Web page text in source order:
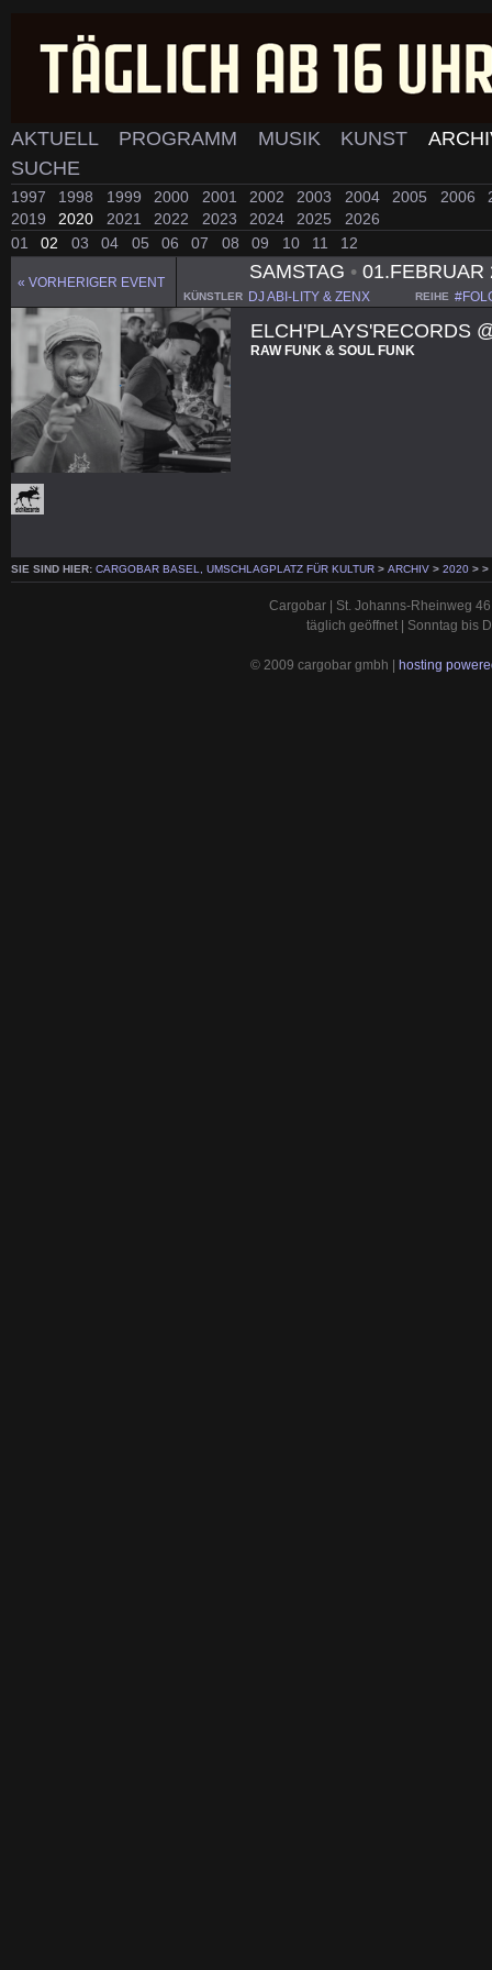
AKTUELL PROGRAMM MUSIK KUNST
SUCHE
1997 1998 1999 2000 2001 2002 2003 2004 2005 2006
2019
2020 2021 2022 2023 2024 2025
2026
01
02 03 04 05 06 07 08 09 10 11 12
« VORHERIGER EVENT
SAMSTAG •01.FEBRUAR
KÜNSTLER DJ ABI-LITY & ZENX REIHE
ELCH'PLAYS'RECORDS
RAW FUNK & SOUL FUNK
SIE SIND HIER: CARGOBAR BASEL, UMSCHLAGPLATZ FÜR KULTUR > ARCHIV > 2020 > >
Cargobar | St. Johanns-Rheinweg
täglich geöffnet | Sonntag bis
© 2009 cargobar gmbh | hosting